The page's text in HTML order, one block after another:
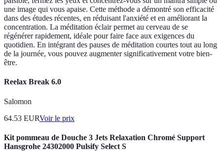
une image qui vous apaise. Cette méthode a démontré son efficacité
dans des études récentes, en réduisant l'anxiété et en améliorant la
concentration. La méditation éclair permet au cerveau de se
régénérer rapidement, idéale pour faire face aux exigences du
quotidien. En intégrant des pauses de méditation courtes tout au long
de la journée, vous pouvez augmenter significativement votre bien-
être.
Reelax Break 6.0
Salomon
64.53 EURVoir le prix
Kit pommeau de Douche 3 Jets Relaxation Chromé Support
Hansgrohe 24302000 Pulsify Select S